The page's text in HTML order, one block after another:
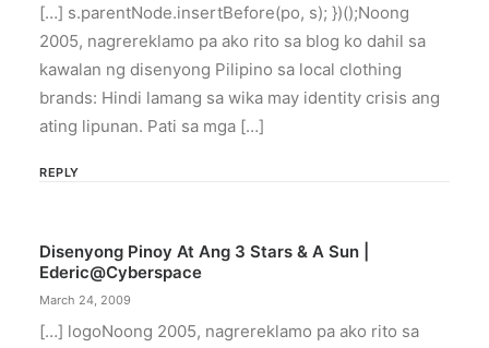
fair's annual exhibition.
by ederic.net
[…] s.parentNode.insertBefore(po, s); })();Noong
2005, nagrereklamo pa ako rito sa blog ko dahil sa
kawalan ng disenyong Pilipino sa local clothing
brands: Hindi lamang sa wika may identity crisis ang
ating lipunan. Pati sa mga […]
REPLY
Disenyong Pinoy At Ang 3 Stars & A Sun |
Ederic@cyberspace
March 24, 2009
[…] logoNoong 2005, nagrereklamo pa ako rito sa